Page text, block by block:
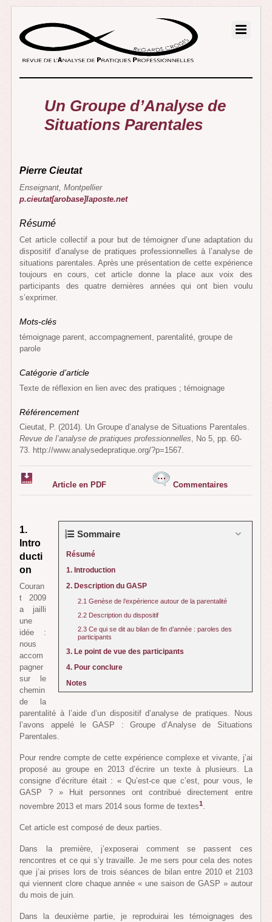
Un Groupe d’Analyse de
Situations Parentales
Pierre Cieutat
Enseignant, Montpellier
p.cieutat[arobase]laposte.net
Résumé
Cet article collectif a pour but de témoigner d’une adaptation du
dispositif d’analyse de pratiques professionnelles à l’analyse de
situations parentales. Après une présentation de cette expérience
toujours en cours, cet article donne la place aux voix des
participants des quatre dernières années qui ont bien voulu
s’exprimer.
Mots-clés
témoignage parent, accompagnement, parentalité, groupe de
parole
Catégorie d’article
Texte de réflexion en lien avec des pratiques ; témoignage
Référencement
Cieutat, P. (2014). Un Groupe d’analyse de Situations Parentales.
Revue de l’analyse de pratiques professionnelles, No 5, pp. 60-
73. http://www.analysedepratique.org/?p=1567.
Article en PDF Commentaires
Sommaire
Résumé
1. Introduction
2. Description du GASP
2.1 Genèse de l’expérience autour de la parentalité
2.2 Description du dispositif
2.3 Ce qui se dit au bilan de fin d’année : paroles des
participants
3. Le point de vue des participants
4. Pour conclure
Notes
1.
Intro
ducti
on
Couran
t 2009
a jailli
une
idée :
nous
accom
pagner
sur le
chemin
de la
parentalité à l’aide d’un dispositif d’analyse de pratiques. Nous
l’avons appelé le GASP : Groupe d’Analyse de Situations
Parentales.
Pour rendre compte de cette expérience complexe et vivante, j’ai
proposé au groupe en 2013 d’écrire un texte à plusieurs. La
consigne d’écriture était : « Qu’est-ce que c’est, pour vous, le
GASP ? » Huit personnes ont contribué directement entre
novembre 2013 et mars 2014 sous forme de textes1 .
Cet article est composé de deux parties.
Dans la première, j’exposerai comment se passent ces
rencontres et ce qui s’y travaille. Je me sers pour cela des notes
que j’ai prises lors de trois séances de bilan entre 2010 et 2103
qui viennent clore chaque année « une saison de GASP » autour
du mois de juin.
Dans la deuxième partie, je reproduirai les témoignages des